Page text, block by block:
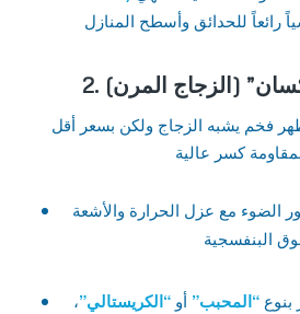
(الزجاج المرن)
فخم يشبه الزجاج ولكن بسعر أقل
الضوء مع عزل الحرارة والأشعة
بنوع“المحبب” أو“الكريستالي”،